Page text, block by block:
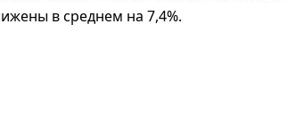
в среднем на 7,4%.